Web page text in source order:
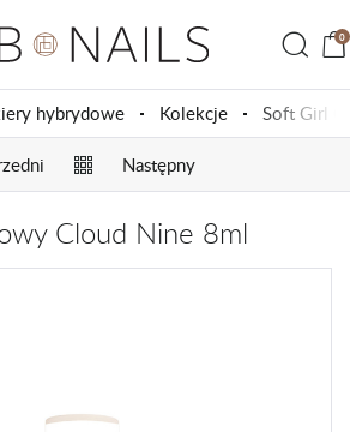
0
hybrydowe Kolekcje Soft Girl
Następny
Cloud Nine 8ml